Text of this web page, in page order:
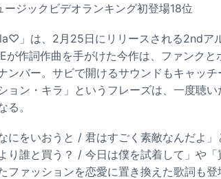
ジックビデオランキング初登場18位
」は、2月25日にリリースされる2ndア
が作詞作曲を手がけた今作は、ファンク
ンバー。サビで開けるサウンドもキャッ
ョン・キラ」というフレーズは、一度聴
。
にをいおうと / 君はすごく素敵なんだよ
り誰と買う？ / 今日は僕を試着して」や
ファッションを恋愛に置き換えた歌詞も